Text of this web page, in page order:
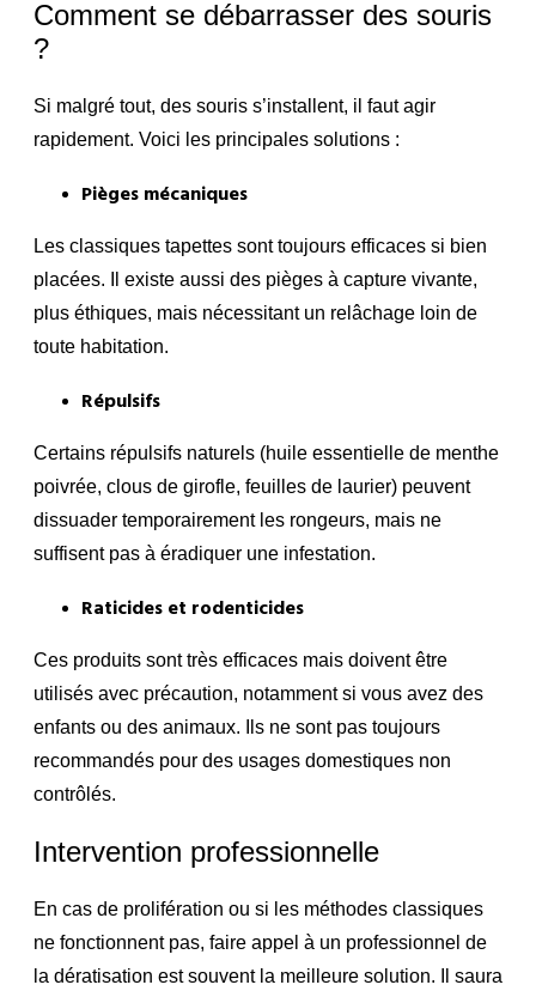
Comment se débarrasser des souris
?
Si malgré tout, des souris s’installent, il faut agir
rapidement. Voici les principales solutions :
Pièges mécaniques
Les classiques tapettes sont toujours efficaces si bien
placées. Il existe aussi des pièges à capture vivante,
plus éthiques, mais nécessitant un relâchage loin de
toute habitation.
Répulsifs
Certains répulsifs naturels (huile essentielle de menthe
poivrée, clous de girofle, feuilles de laurier) peuvent
dissuader temporairement les rongeurs, mais ne
suffisent pas à éradiquer une infestation.
Raticides et rodenticides
Ces produits sont très efficaces mais doivent être
utilisés avec précaution, notamment si vous avez des
enfants ou des animaux. Ils ne sont pas toujours
recommandés pour des usages domestiques non
contrôlés.
Intervention professionnelle
En cas de prolifération ou si les méthodes classiques
ne fonctionnent pas, faire appel à un professionnel de
la dératisation est souvent la meilleure solution. Il saura